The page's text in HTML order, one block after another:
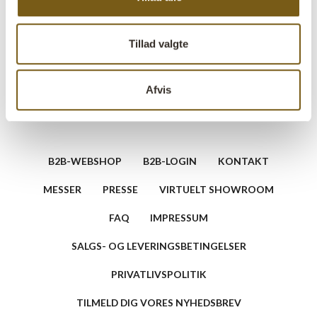
Tillad valgte
Afvis
B2B-WEBSHOP B2B-LOGIN KONTAKT
MESSER PRESSE VIRTUELT SHOWROOM
FAQ IMPRESSUM
SALGS- OG LEVERINGSBETINGELSER
PRIVATLIVSPOLITIK
TILMELD DIG VORES NYHEDSBREV